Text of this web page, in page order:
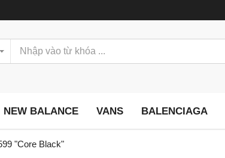
NEW BALANCE VANS BALENCIAGA
"Core Black"